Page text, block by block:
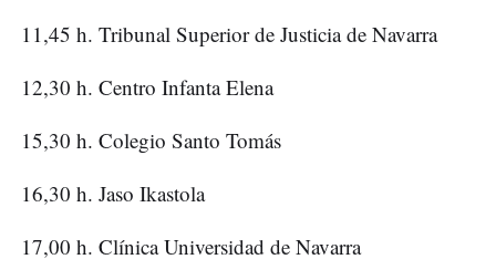
11,45 h. Tribunal Superior de Justicia de Navarra
12,30 h. Centro Infanta Elena
15,30 h. Colegio Santo Tomás
16,30 h. Jaso Ikastola
17,00 h. Clínica Universidad de Navarra